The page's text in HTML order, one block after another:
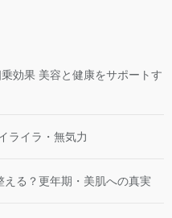
効果 美容と健康をサポートす
ライラ・無気力
る？更年期・美肌への真実